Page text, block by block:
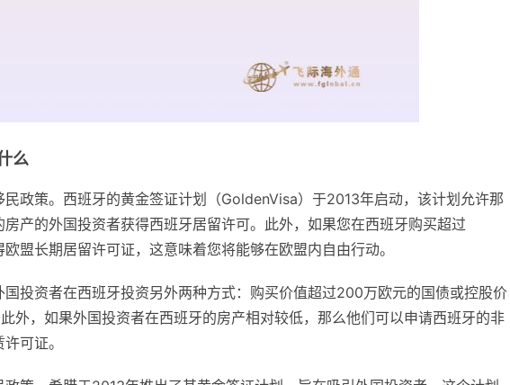
么
政策。西班牙的黄金签证计划（GoldenVisa）于2013年启动，该计划允许那
产的外国投资者获得西班牙居留许可。此外，如果您在西班牙购买超过
盟长期居留许可证，这意味着您将能够在欧盟内自由行动。
投资者在西班牙投资另外两种方式：购买价值超过200万欧元的国债或控股价
外，如果外国投资者在西班牙的房产相对较低，那么他们可以申请西班牙的非
可证。